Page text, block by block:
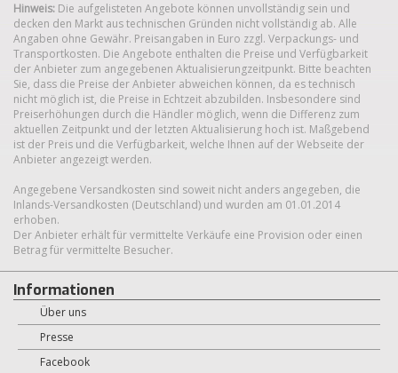
Hinweis: Die aufgelisteten Angebote können unvollständig sein und
decken den Markt aus technischen Gründen nicht vollständig ab. Alle
Angaben ohne Gewähr. Preisangaben in Euro zzgl. Verpackungs- und
Transportkosten. Die Angebote enthalten die Preise und Verfügbarkeit
der Anbieter zum angegebenen Aktualisierungzeitpunkt. Bitte beachten
Sie, dass die Preise der Anbieter abweichen können, da es technisch
nicht möglich ist, die Preise in Echtzeit abzubilden. Insbesondere sind
Preiserhöhungen durch die Händler möglich, wenn die Differenz zum
aktuellen Zeitpunkt und der letzten Aktualisierung hoch ist. Maßgebend
ist der Preis und die Verfügbarkeit, welche Ihnen auf der Webseite der
Anbieter angezeigt werden.
Angegebene Versandkosten sind soweit nicht anders angegeben, die
Inlands-Versandkosten (Deutschland) und wurden am 01.01.2014
erhoben.
Der Anbieter erhält für vermittelte Verkäufe eine Provision oder einen
Betrag für vermittelte Besucher.
Informationen
Über uns
Presse
Facebook